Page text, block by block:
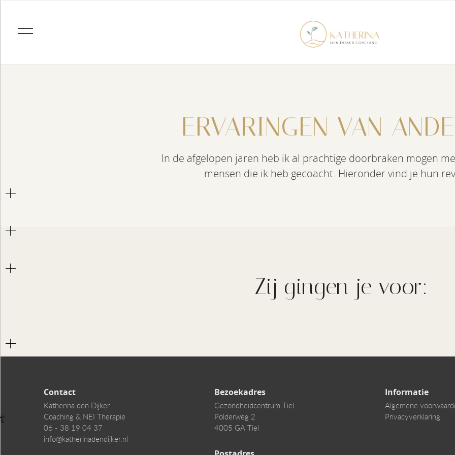
ERVARINGEN VAN
In de afgelopen jaren heb ik al prachtige doorbraken mogen
mensen die ik heb gecoacht. Hieronder vind je hun
Zij gingen je voor:
Contact
Katherina den Dijker
Coaching & NEI Therapie
06 - 38 19 04 37
info@katherinadendijker.nl
Bezoekadres
Gezondheidcentrum Tiel
Polderweg 2
4005 GA Tiel
Informatie
Algemene
Privacyverklaring